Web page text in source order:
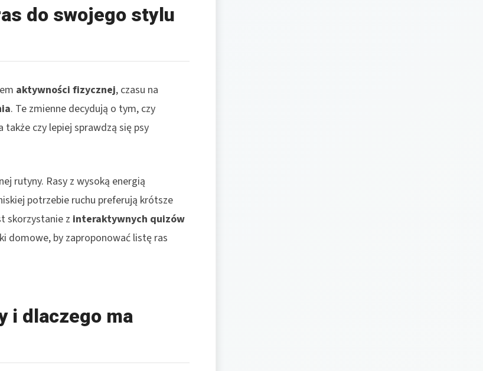
do swojego stylu
aktywności fizycznej, czasu na
. Te zmienne decydują o tym, czy
także czy lepiej sprawdzą się psy
rutyny. Rasy z wysoką energią
potrzebie ruchu preferują krótsze
skorzystanie z interaktywnych quizów
domowe, by zaproponować listę ras
i dlaczego ma